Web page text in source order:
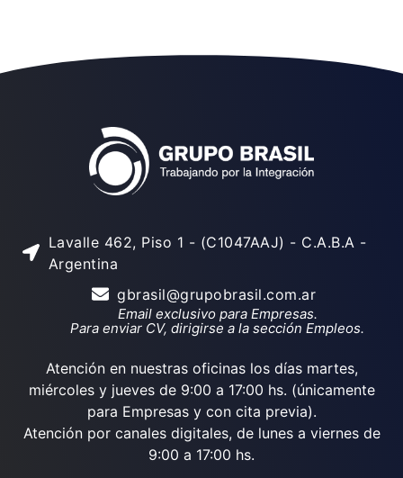
Lavalle 462, Piso 1 - (C1047AAJ) - C.A.B.A -
Argentina
gbrasil@grupobrasil.com.ar
Email exclusivo para Empresas.
Para enviar CV, dirigirse a la sección Empleos.
Atención en nuestras oficinas los días martes,
miércoles y jueves de 9:00 a 17:00 hs. (únicamente
para Empresas y con cita previa).
Atención por canales digitales, de lunes a viernes de
9:00 a 17:00 hs.